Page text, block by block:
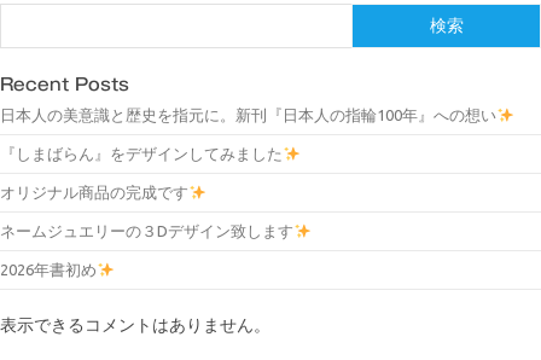
検索
Recent Posts
日本人の美意識と歴史を指元に。新刊『日本人の指輪100年』への想い
『しまばらん』をデザインしてみました
オリジナル商品の完成です
ネームジュエリーの３Dデザイン致します
2026年書初め
表示できるコメントはありません。